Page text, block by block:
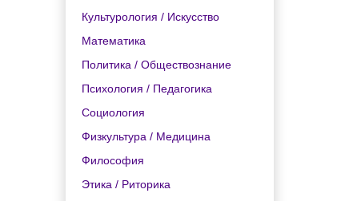
Культурология / Искусство
Математика
Политика / Обществознание
Психология / Педагогика
Социология
Физкультура / Медицина
Философия
Этика / Риторика